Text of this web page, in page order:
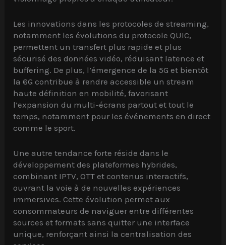
Les innovations dans les protocoles de streaming,
notamment les évolutions du protocole QUIC,
permettent un transfert plus rapide et plus
sécurisé des données vidéo, réduisant latence et
buffering. De plus, l’émergence de la 5G et bientôt
la 6G contribue à rendre accessible un stream
haute définition en mobilité, favorisant
l’expansion du multi-écrans partout et tout le
temps, notamment pour les événements en direct
comme le sport.
Une autre tendance forte réside dans le
développement des plateformes hybrides,
combinant IPTV, OTT et contenus interactifs,
ouvrant la voie à de nouvelles expériences
immersives. Cette évolution permet aux
consommateurs de naviguer entre différentes
sources et formats sans quitter une interface
unique, renforçant ainsi la centralisation des